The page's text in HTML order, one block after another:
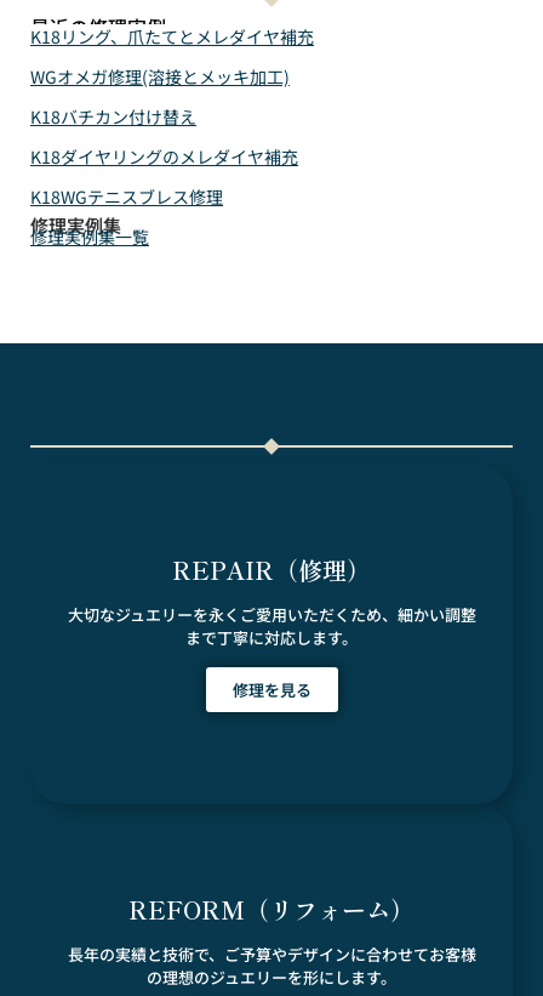
最近の修理実例
K18リング、爪たてとメレダイヤ補充
WGオメガ修理(溶接とメッキ加工)
K18バチカン付け替え
K18ダイヤリングのメレダイヤ補充
K18WGテニスブレス修理
修理実例集
修理実例集一覧
REPAIR（修理）
大切なジュエリーを永くご愛用いただくため、細かい調整
まで丁寧に対応します。
修理を見る
REFORM（リフォーム）
長年の実績と技術で、ご予算やデザインに合わせてお客様
の理想のジュエリーを形にします。